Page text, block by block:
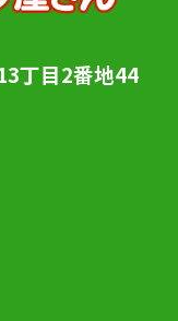
丁目2番地44